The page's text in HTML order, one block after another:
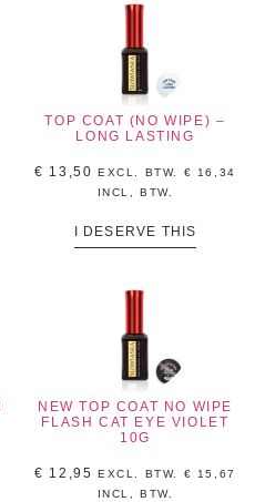
TOP COAT (NO WIPE) –
LONG LASTING
€ 13,50 EXCL. BTW. €
16,34
INCL, BTW.
I DESERVE THIS
NEW TOP COAT NO WIPE
FLASH CAT EYE VIOLET
10G
€ 12,95 EXCL. BTW. €
15,67
INCL, BTW.